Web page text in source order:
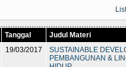
Tanggal
Judul Materi
19/03/2017
SUSTAINABLE
PEMBANGUNAN &